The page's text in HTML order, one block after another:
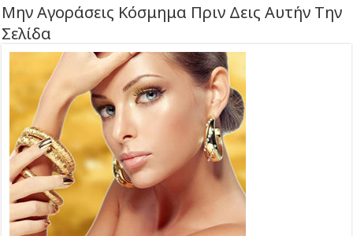
Μην Αγοράσεις Κόσμημα Πριν Δεις Αυτήν Την
Σελίδα